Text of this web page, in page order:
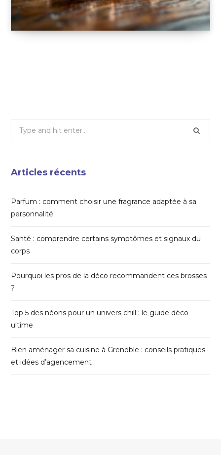
Search
Articles récents
Parfum : comment choisir une fragrance adaptée à sa
personnalité
Santé : comprendre certains symptômes et signaux du
corps
Pourquoi les pros de la déco recommandent ces brosses
?
Top 5 des néons pour un univers chill : le guide déco
ultime
Bien aménager sa cuisine à Grenoble : conseils pratiques
et idées d’agencement